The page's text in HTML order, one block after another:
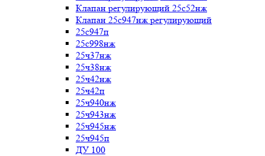
Клапан регулирующий 25с52нж
Клапан 25с947нж регулирующий
25с947п
25с998нж
25ч37нж
25ч38нж
25ч42нж
25ч42п
25ч940нж
25ч943нж
25ч945нж
25ч945п
ДУ 100